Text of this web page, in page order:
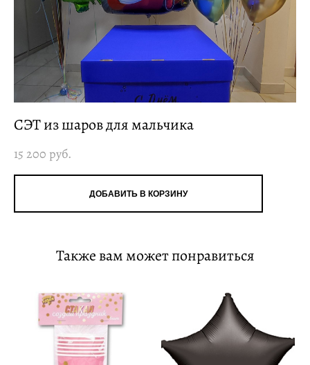
СЭТ из шаров для мальчика
15 200 pуб.
ДОБАВИТЬ В КОРЗИНУ
Также вам может понравиться